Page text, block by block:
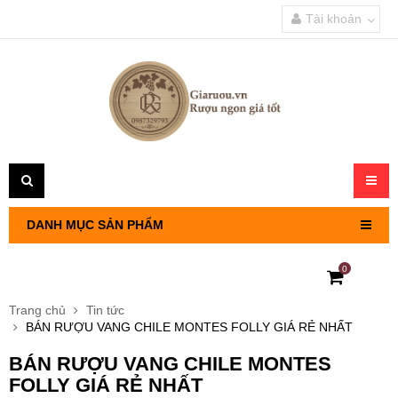
Tài khoản
DANH MỤC SẢN PHẨM
RƯỢU VANG CHILE
RƯỢU VANG Ý
0
Trang chủ
Tin tức
BÁN RƯỢU VANG CHILE MONTES FOLLY GIÁ RẺ NHẤT
BÁN RƯỢU VANG CHILE MONTES
FOLLY GIÁ RẺ NHẤT